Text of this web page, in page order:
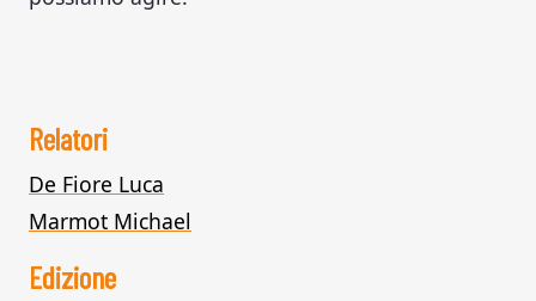
Relatori
De Fiore Luca
Marmot Michael
Edizione